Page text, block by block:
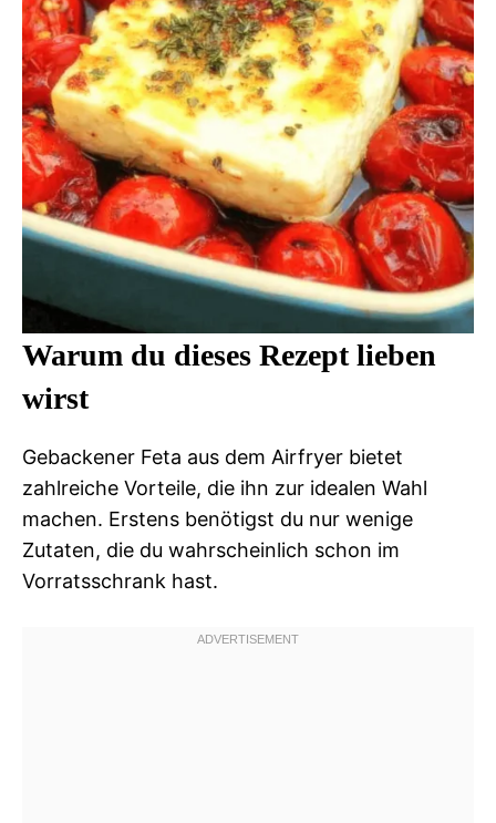
Warum du dieses Rezept lieben
wirst
Gebackener Feta aus dem Airfryer bietet
zahlreiche Vorteile, die ihn zur idealen Wahl
machen. Erstens benötigst du nur wenige
Zutaten, die du wahrscheinlich schon im
Vorratsschrank hast.